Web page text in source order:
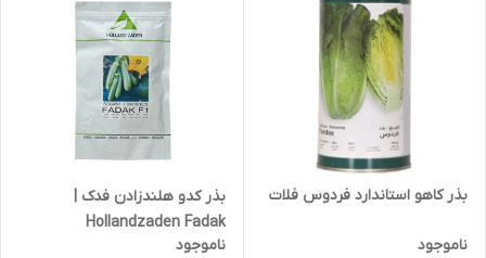
بذر کاهو استاندارد فردوس فلات
ناموجود
بذر کدو هلندزادن فدک |
Hollandzaden Fadak
ناموجود